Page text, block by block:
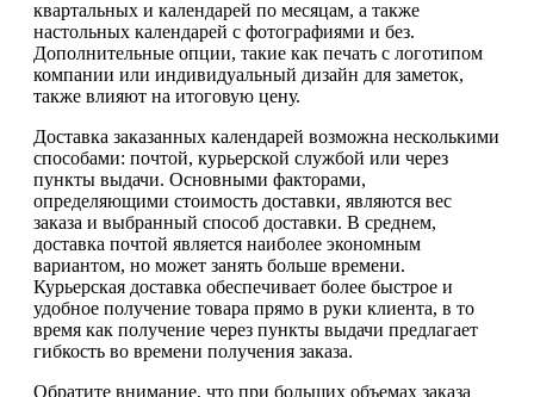
квартальных и календарей по месяцам, а также
настольных календарей с фотографиями и без.
Дополнительные опции, такие как печать с логотипом
компании или индивидуальный дизайн для заметок,
также влияют на итоговую цену.
Доставка заказанных календарей возможна несколькими
способами: почтой, курьерской службой или через
пункты выдачи. Основными факторами,
определяющими стоимость доставки, являются вес
заказа и выбранный способ доставки. В среднем,
доставка почтой является наиболее экономным
вариантом, но может занять больше времени.
Курьерская доставка обеспечивает более быстрое и
удобное получение товара прямо в руки клиента, в то
время как получение через пункты выдачи предлагает
гибкость во времени получения заказа.
Обратите внимание, что при больших объемах заказа